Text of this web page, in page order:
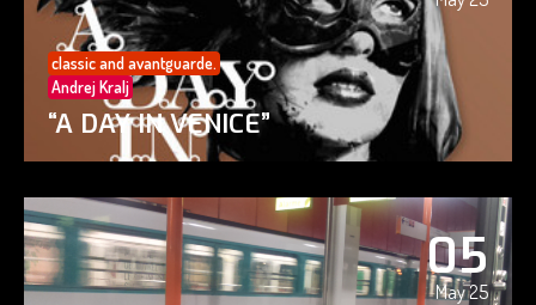
classic and avantguarde.
Andrej Kralj
“A DAY IN VENICE”
05
May 25